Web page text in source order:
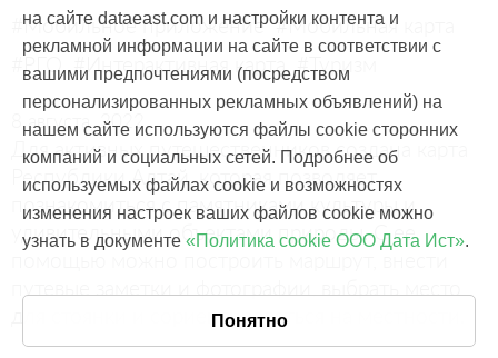
#Мобильное приложение #Мобильная карта
#РГО #Интерактивная карта #Туризм
8 августа, 2022
Для активных путешественников создана карта
Республики Алтай, которая позволяет
познакомиться с памятниками культуры и
удивительными объектами природы. С ее
для стоянки и сориентироваться на местности.
на сайте dataeast.com и настройки контента и
рекламной информации на сайте в соответствии с
вашими предпочтениями (посредством
персонализированных рекламных объявлений) на
нашем сайте используются файлы cookie сторонних
компаний и социальных сетей. Подробнее об
используемых файлах cookie и возможностях
изменения настроек ваших файлов cookie можно
узнать в документе «Политика cookie ООО Дата Ист».
Понятно